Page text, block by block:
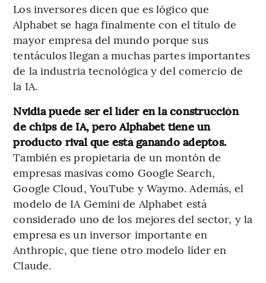
Los inversores dicen que es lógico que
Alphabet se haga finalmente con el título de
mayor empresa del mundo porque sus
tentáculos llegan a muchas partes importantes
de la industria tecnológica y del comercio de
la IA.
Nvidia puede ser el líder en la construcción
de chips de IA, pero Alphabet tiene un
producto rival que está ganando adeptos.
También es propietaria de un montón de
empresas masivas como Google Search,
Google Cloud, YouTube y Waymo. Además, el
modelo de IA Gemini de Alphabet está
considerado uno de los mejores del sector, y la
empresa es un inversor importante en
Anthropic, que tiene otro modelo líder en
Claude.